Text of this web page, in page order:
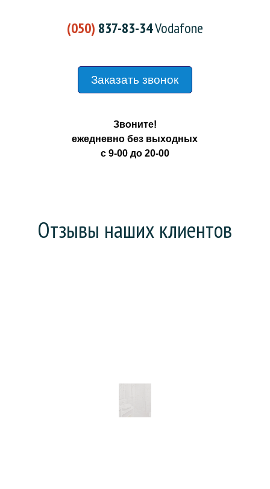
(050) 837-83-34Vodafone
Заказать звонок
Звоните!
ежедневно без выходных
с 9-00 до 20-00
Отзывы наших клиентов